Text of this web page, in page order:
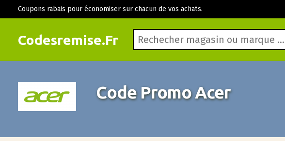
Codesremise.Fr
Coupons rabais pour économiser sur chacun de vos achats.
Code Promo Acer